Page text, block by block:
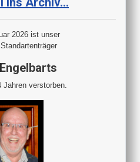
2026 ist unser
Jahren verstorben.